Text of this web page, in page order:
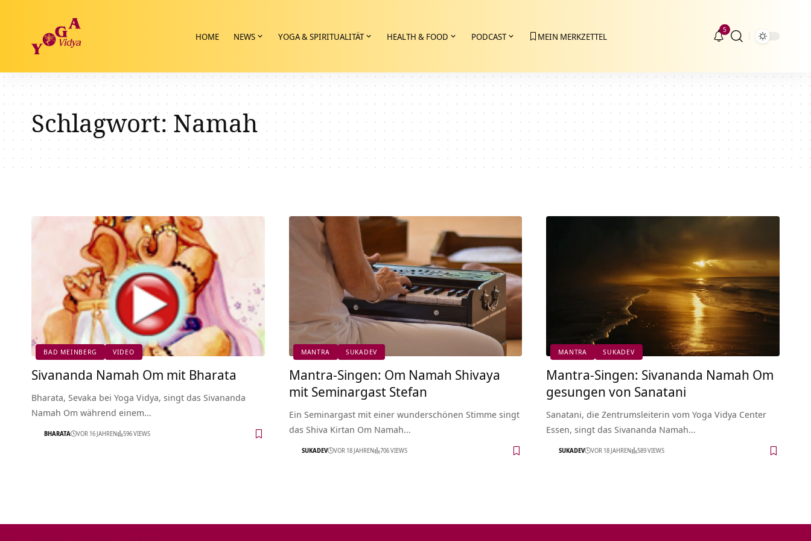
HOME NEWS YOGA & SPIRITUALITÄT HEALTH & FOOD PODCAST MEIN MERKZETTEL
5
Schlagwort:Namah
BAD MEINBERG VIDEO
Sivananda Namah Om mit Bharata
Bharata, Sevaka bei Yoga Vidya, singt das Sivananda
Namah Om während einem…
BHARATA VOR 16 JAHREN 596 VIEWS
MANTRA SUKADEV
Mantra-Singen: Om Namah Shivaya
mit Seminargast Stefan
Ein Seminargast mit einer wunderschönen Stimme singt
das Shiva Kirtan Om Namah…
SUKADEV VOR 18 JAHREN 706 VIEWS
MANTRA SUKADEV
Mantra-Singen: Sivananda Namah Om
gesungen von Sanatani
Sanatani, die Zentrumsleiterin vom Yoga Vidya Center
Essen, singt das Sivananda Namah…
SUKADEV VOR 18 JAHREN 589 VIEWS